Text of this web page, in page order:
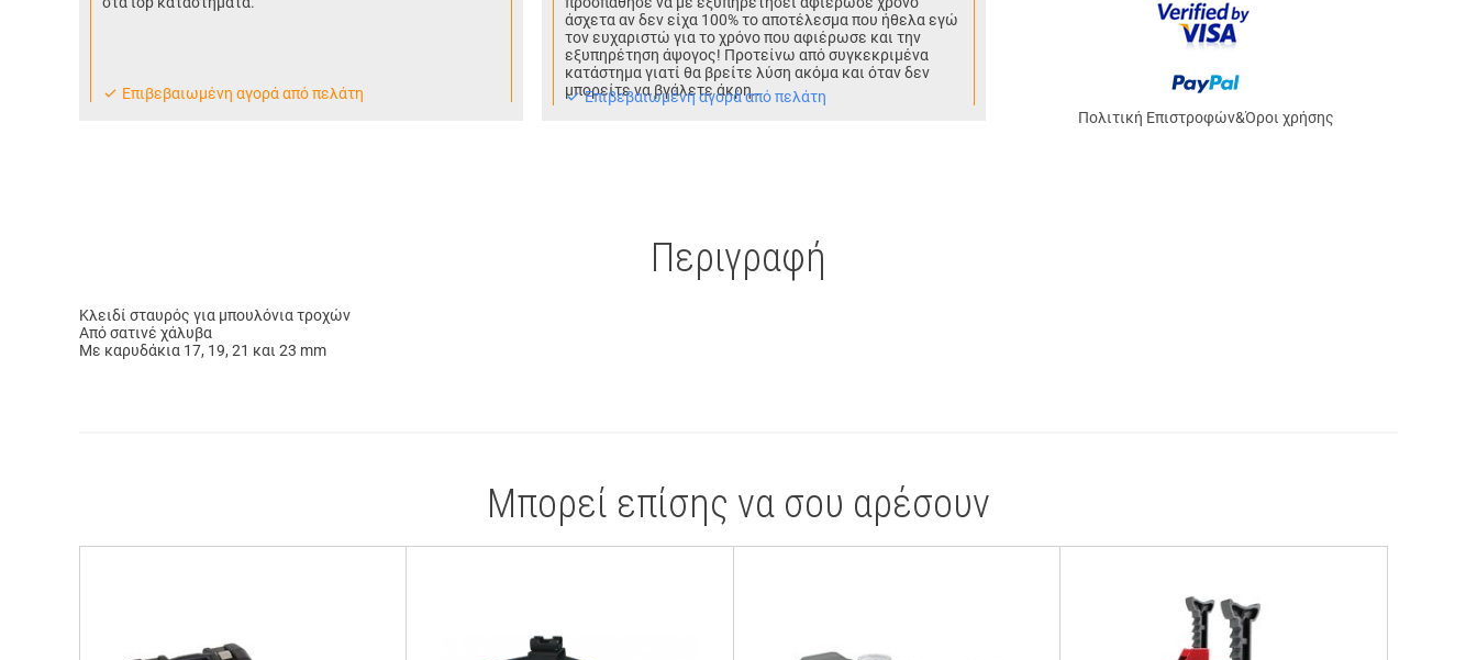
Πολιτική Επιστροφών&Όροι χρήσης
Eπιβεβαιωμένη αγορά από πελάτη
άσχετα αν δεν είχα 100% το αποτέλεσμα που ήθελα εγώ
τον ευχαριστώ για το χρόνο που αφιέρωσε και την
εξυπηρέτηση άψογος! Προτείνω από συγκεκριμένα
κατάστημα γιατί θα βρείτε λύση ακόμα και όταν δεν
μπορείτε να βγάλετε άκρη..
Eπιβεβαιωμένη αγορά από πελάτη
Περιγραφή
Κλειδί σταυρός για μπουλόνια τροχών
Από σατινέ χάλυβα
Με καρυδάκια 17, 19, 21 και 23 mm
Μπορεί επίσης να σου αρέσουν